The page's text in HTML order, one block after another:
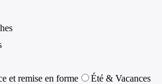
et remise en forme
Été & Vacances